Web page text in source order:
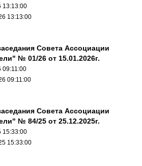
13:13:00
13:13:00
Совета Ассоциации
№ 01/26 от 15.01.2026г.
09:11:00
09:11:00
Совета Ассоциации
№ 84/25 от 25.12.2025г.
15:33:00
15:33:00